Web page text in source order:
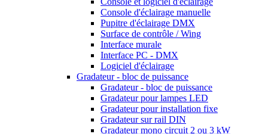
Console d'éclairage manuelle
Pupitre d'éclairage DMX
Surface de contrôle / Wing
Interface murale
Interface PC - DMX
Logiciel d'éclairage
Gradateur - bloc de puissance
Gradateur - bloc de puissance
Gradateur pour lampes LED
Gradateur pour installation fixe
Gradateur sur rail DIN
Gradateur mono circuit 2 ou 3 kW